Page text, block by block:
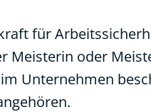
für
Meisterin oder
Unternehmen